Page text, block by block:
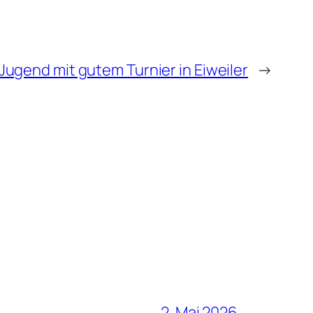
mit gutem Turnier in Eiweiler →